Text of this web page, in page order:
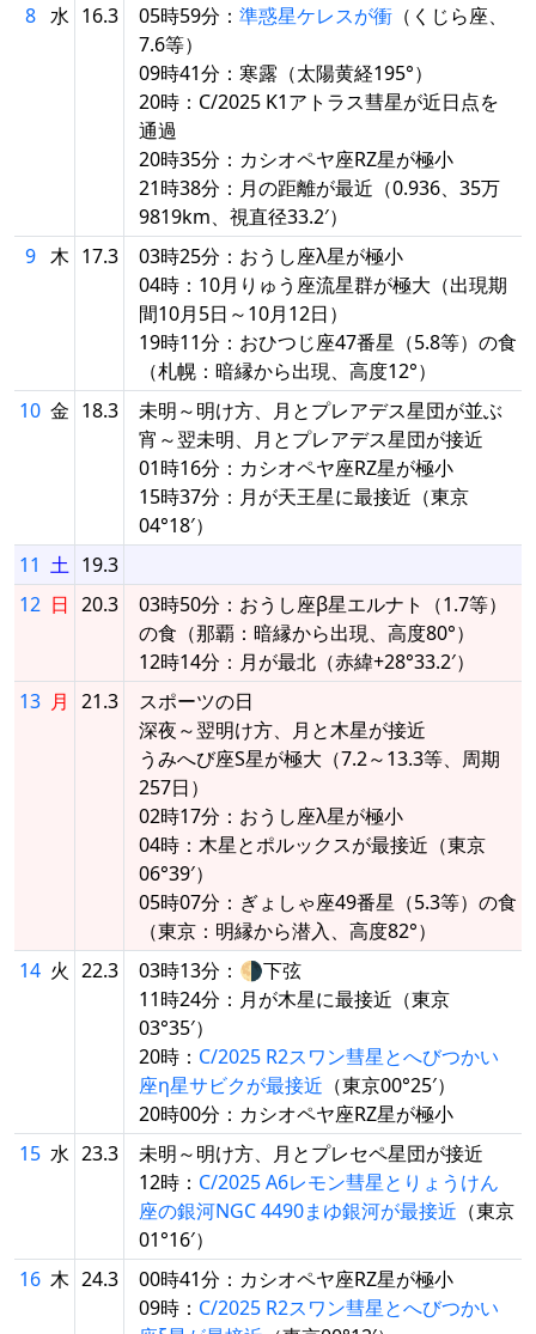
8 水 16.3 05時59分： 準惑星ケレスが衝 （くじら座、
7.6等）
09時41分：寒露（太陽黄経195°）
20時：C/2025 K1アトラス彗星が近日点を
通過
20時35分：カシオペヤ座RZ星が極小
21時38分：月の距離が最近（0.936、35万
9819km、視直径33.2′）
9 木 17.3
03時25分：おうし座λ星が極小
04時：10月りゅう座流星群が極大（出現期
間10月5日～10月12日）
19時11分：おひつじ座47番星（5.8等）の食
（札幌：暗縁から出現、高度12°）
10 金 18.3
未明～明け方、月とプレアデス星団が並ぶ
宵～翌未明、月とプレアデス星団が接近
01時16分：カシオペヤ座RZ星が極小
15時37分：月が天王星に最接近（東京
04°18′）
11 土 19.3
12 日 20.3
03時50分：おうし座β星エルナト（1.7等）
の食（那覇：暗縁から出現、高度80°）
12時14分：月が最北（赤緯+28°33.2′）
13 月 21.3
スポーツの日
深夜～翌明け方、月と木星が接近
うみへび座S星が極大（7.2～13.3等、周期
257日）
02時17分：おうし座λ星が極小
04時：木星とポルックスが最接近（東京
06°39′）
05時07分：ぎょしゃ座49番星（5.3等）の食
（東京：明縁から潜入、高度82°）
14 火 22.3
03時13分：🌗下弦
11時24分：月が木星に最接近（東京
03°35′）
20時： C/2025 R2スワン彗星とへびつかい
座η星サビクが最接近 （東京00°25′）
20時00分：カシオペヤ座RZ星が極小
15 水 23.3
未明～明け方、月とプレセペ星団が接近
12時： C/2025 A6レモン彗星とりょうけん
座の銀河NGC 4490まゆ銀河が最接近 （東京
01°16′）
16 木 24.3
00時41分：カシオペヤ座RZ星が極小
09時： C/2025 R2スワン彗星とへびつかい